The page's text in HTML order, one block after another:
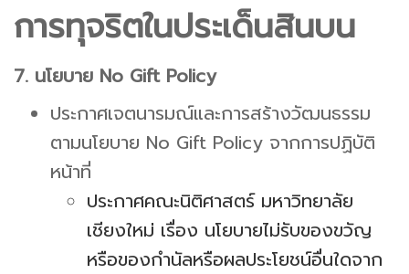
การทุจริตในประเด็นสินบน
7. นโยบาย No Gift Policy
ประกาศเจตนารมณ์และการสร้างวัฒนธรรม
ตามนโยบาย No Gift Policy จากการปฏิบัติ
หน้าที่
ประกาศคณะนิติศาสตร์ มหาวิทยาลัย
เชียงใหม่ เรื่อง นโยบายไม่รับของขวัญ
หรือของกำนัลหรือผลประโยชน์อื่นใดจาก